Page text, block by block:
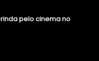
pelo cinema no